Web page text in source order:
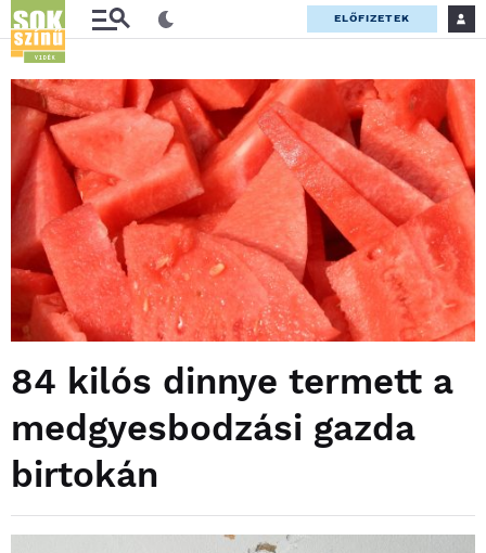
ELŐFIZETEK
84 kilós dinnye termett a
medgyesbodzási gazda
birtokán